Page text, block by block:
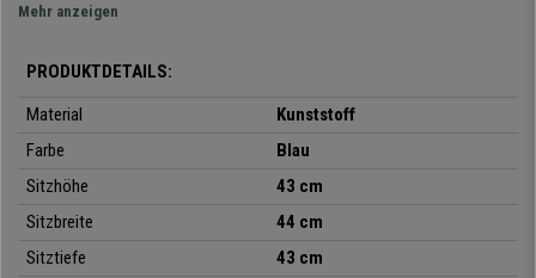
bezogen.Zusätzlich ist die
die Sie sich bequem abstützen können.
Bei dem ENZO MIT ARMLEHNEN handelt es sich um ein sehr
und vielfältiges Modell.
Der Stuhl kann bei Meetings für Kunden, in
Wartezimmern für Besucher sowie in Büroempfängen, auf Konferenzen
diejenige auswählen können, die Ihnen am besten gefällt und am besten
Mehr anzeigen
PRODUKTDETAILS:
Material
Kunststoff
Farbe
Blau
Sitzhöhe
43 cm
Sitzbreite
44 cm
Sitztiefe
43 cm